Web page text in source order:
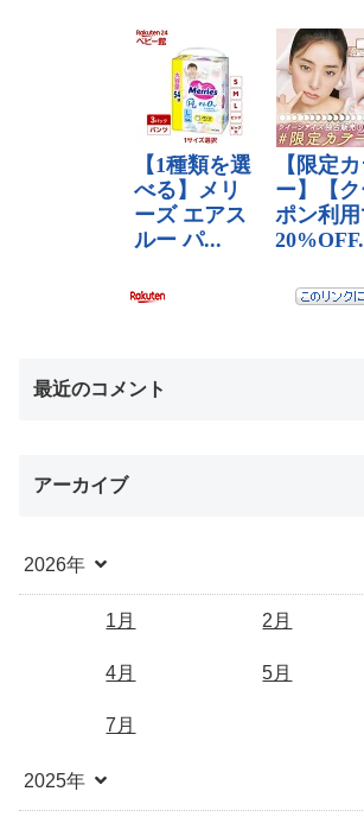
最近のコメント
アーカイブ
2026年
1月 2月
4月 5月
7月
2025年